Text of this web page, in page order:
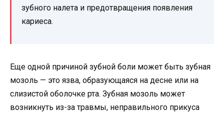
зубного налета и предотвращения появления
кариеса.
Еще одной причиной зубной боли может быть зубная
мозоль — это язва, образующаяся на десне или на
слизистой оболочке рта. Зубная мозоль может
возникнуть из-за травмы, неправильного прикуса